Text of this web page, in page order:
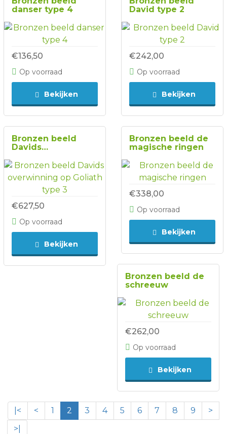
danser type 4
€136,50
Op voorraad
Bekijken
David type 2
€242,00
Op voorraad
Bekijken
Bronzen beeld
Davids
Goliath type 3
€627,50
Op voorraad
Bekijken
Bronzen beeld de
magische ringen
€338,00
Op voorraad
Bekijken
Bronzen beeld de
schreeuw
€262,00
Op voorraad
Bekijken
|< < 1 2 3 4 5 6 7 8 9
>
>|